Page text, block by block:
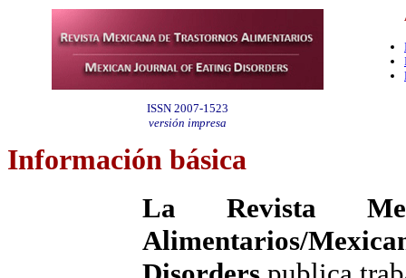
ISSN 2007-1523
versión impresa
Información básica
La Revista
Alimentarios/